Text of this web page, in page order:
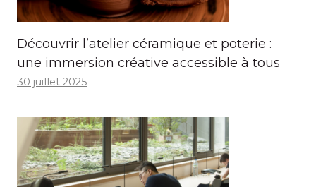
Découvrir l’atelier céramique et poterie :
une immersion créative accessible à tous
30 juillet 2025